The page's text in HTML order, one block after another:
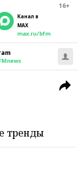
16+
Канал в
MAX
max.ru/bfm
тренды